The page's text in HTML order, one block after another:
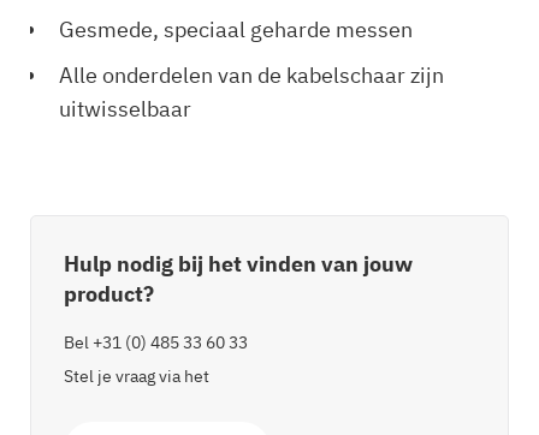
Gesmede, speciaal geharde messen
Alle onderdelen van de kabelschaar zijn
uitwisselbaar
Hulp nodig bij het vinden van jouw
product?
Bel +31 (0) 485 33 60 33
Stel je vraag via het